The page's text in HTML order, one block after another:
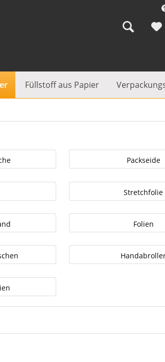
Füllstoff aus Papier
Packseide
Stretchfolie
Folien